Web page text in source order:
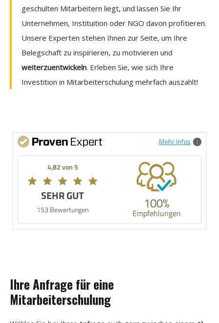
geschulten Mitarbeitern liegt, und lassen Sie Ihr
Unternehmen, Instituition oder NGO davon profitieren.
Unsere Experten stehen Ihnen zur Seite, um Ihre
Belegschaft zu inspirieren, zu motivieren und
weiterzuentwickeln. Erleben Sie, wie sich Ihre
Investition in Mitarbeiterschulung mehrfach auszahlt!
Mehr Infos
4,82 von 5
SEHR GUT
153 Bewertungen 100%
Empfehlungen
Ihre Anfrage für eine
Mitarbeiterschulung